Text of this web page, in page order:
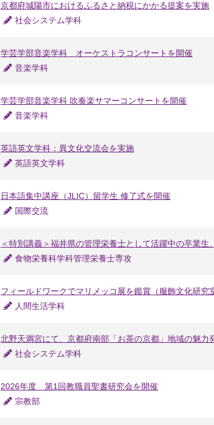
京都府城陽市におけるふるさと納税にかかる提案を実施
社会システム学科
学芸学部音楽学科 オーケストラコンサートを開催
音楽学科
学芸学部音楽学科 吹奏楽サマーコンサートを開催
音楽学科
英語英文学科：異文化交流会を実施
英語英文学科
日本語集中講座（JLIC）留学生 修了式を開催
国際交流
＜特別講義＞福井県の管理栄養士として活躍中の卒業生
食物栄養科学科管理栄養士専攻
フィールドワークでマリメッコ展を鑑賞（服飾文化研究
人間生活学科
北野天満宮にて、京都府南部「お茶の京都」地域の魅力
社会システム学科
2026年度 第1回教職員聖書研究会を開催
宗教部